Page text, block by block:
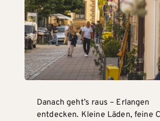
Danach geht’s raus – Erlangen
entdecken. Kleine Läden, feine